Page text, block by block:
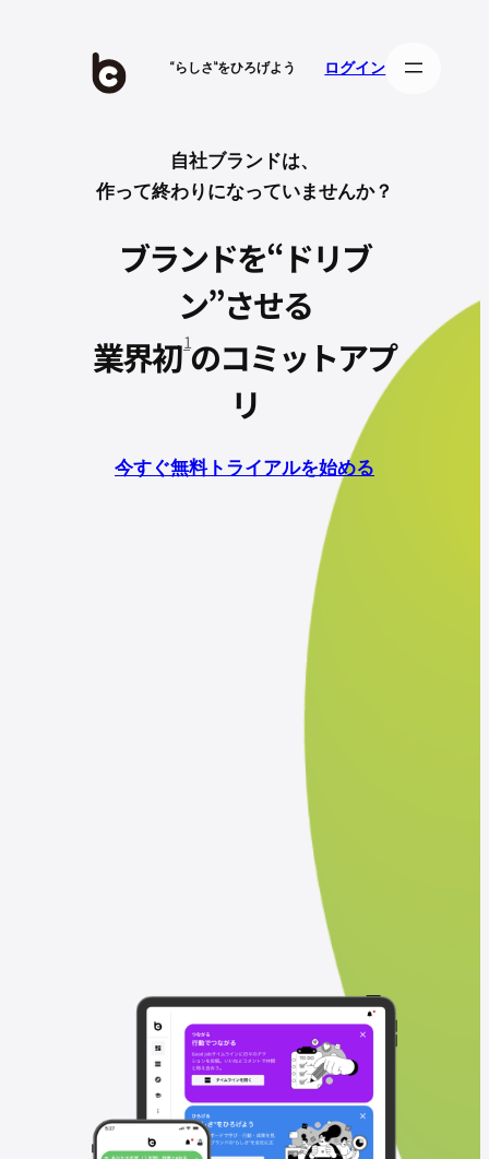
“らしさ”をひろげよう ログイン
自社ブランドは、
作って終わりになっていませんか？
ブランドを“ドリブ
ン”させる
業界初1のコミットアプ
リ
今すぐ無料トライアルを始める